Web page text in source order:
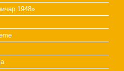
1948»